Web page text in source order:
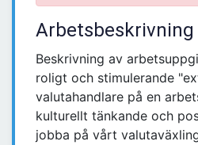
Arbetsbeskrivning
Beskrivning av
roligt och stimulerande
valutahandlare på en
kulturellt tänkande och
jobba på vårt